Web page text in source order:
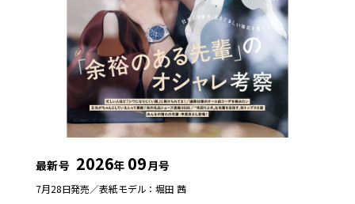
最新号 2026年 09月号
7月28日発売／表紙モデル：堀田 茜